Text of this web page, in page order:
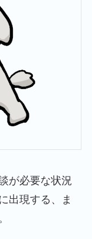
が必要な状況
出現する、ま